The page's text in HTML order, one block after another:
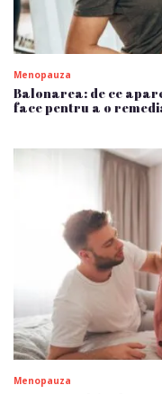
Menopauza
Balonarea: de ce
face pentru a o
Menopauza